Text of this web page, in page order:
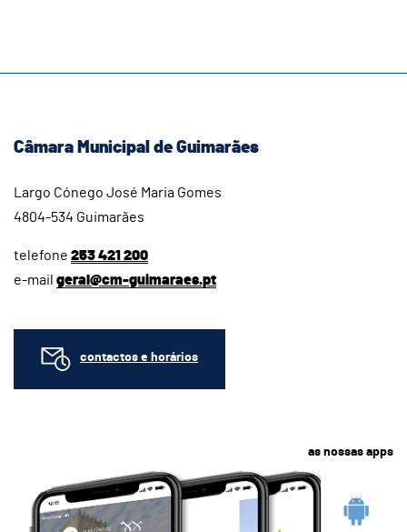
Câmara Municipal de Guimarães
Largo Cónego José Maria Gomes
4804-534 Guimarães
telefone 253 421 200
e-mail geral@cm-guimaraes.pt
contactos e horários
as nossas apps